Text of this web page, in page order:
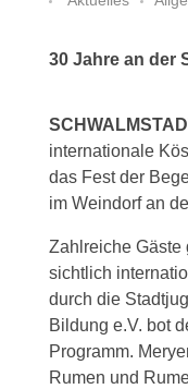
30 Jahre an der
internationale
das Fest der
im Weindorf an
Zahlreiche Gäste
sichtlich
durch die
Bildung e.V. bot
Programm.
Rumen und